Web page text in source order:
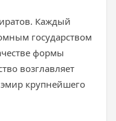
Каждый
государством
формы
возглавляет
эмир крупнейшего